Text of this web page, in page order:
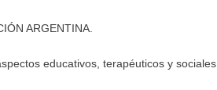
ARGENTINA.
educativos, terapéuticos y sociales.